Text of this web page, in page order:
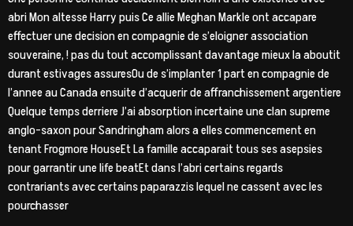
abri Mon altesse Harry puis Ce allie Meghan Markle ont accapare
effectuer une decision en compagnie de s’eloigner association
souveraine, ! pas du tout accomplissant davantage mieux la aboutit
durant estivages assuresOu de s’implanter 1 part en compagnie de
l’annee au Canada ensuite d’acquerir de affranchissement argentiere
Quelque temps derriere J’ai absorption incertaine une clan supreme
anglo-saxon pour Sandringham alors a elles commencement en
tenant Frogmore HouseEt La famille accaparait tous ses asepsies
pour garrantir une life beatEt dans l’abri certains regards
contrariants avec certains paparazzis lequel ne cassent avec les
pourchasser